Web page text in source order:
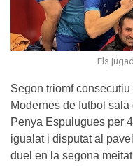
Els
Segon triomf
Modernes de futbol
Penya Espulugues per
igualat i disputat al
duel en la segona